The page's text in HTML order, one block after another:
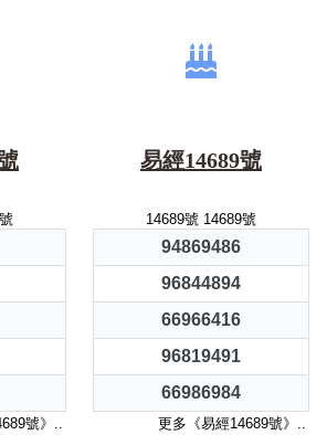
號》..
易經14689號
14689號 14689號
94869486
96844894
66966416
96819491
66986984
更多《易經14689號》..